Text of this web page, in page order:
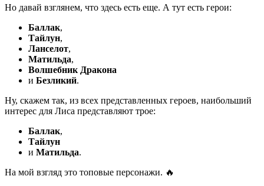
Но давай взглянем, что здесь есть еще. А тут есть герои:
Баллак,
Тайлун,
Ланселот,
Матильда,
Волшебник Дракона
и Безликий.
Ну, скажем так, из всех представленных героев, наибольший
интерес для Лиса представляют трое:
Баллак,
Тайлун
и Матильда.
На мой взгляд это топовые персонажи. 🔥